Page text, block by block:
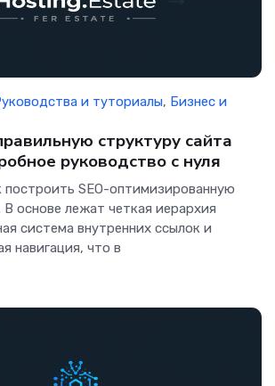
и туториалы, Бизнес и
структуру сайта
руководство с нуля
построить SEO-оптимизированную
В основе лежат четкая иерархия
система внутренних ссылок и
навигация, что в